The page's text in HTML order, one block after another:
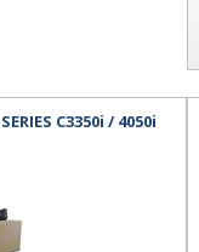
C3350i / 4050i